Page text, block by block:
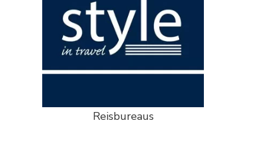
Reisbureaus